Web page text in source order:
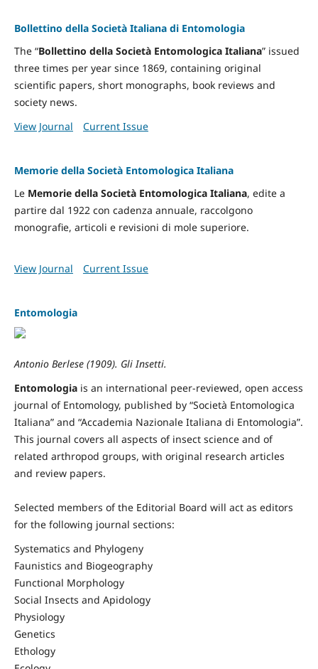
Bollettino della Società Italiana di Entomologia
The “Bollettino della Società Entomologica Italiana” issued
three times per year since 1869, containing original
scientific papers, short monographs, book reviews and
society news.
View Journal
Current Issue
Memorie della Società Entomologica Italiana
Le Memorie della Società Entomologica Italiana, edite a
partire dal 1922 con cadenza annuale, raccolgono
monografie, articoli e revisioni di mole superiore.
View Journal Current Issue
Entomologia
Antonio Berlese (1909). Gli Insetti.
Entomologiais an international peer-reviewed, open access
journal of Entomology, published by “Società Entomologica
Italiana” and “Accademia Nazionale Italiana di Entomologia”.
This journal covers all aspects of insect science and of
related arthropod groups, with original research articles
and review papers.
Selected members of the Editorial Board will act as editors
for the following journal sections:
Systematics and Phylogeny
Faunistics and Biogeography
Functional Morphology
Social Insects and Apidology
Physiology
Genetics
Ethology